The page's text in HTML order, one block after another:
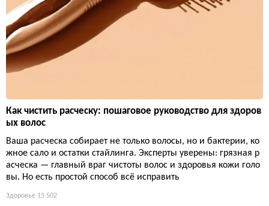
Как чистить расческу: пошаговое руководство для здоров
ых волос
Ваша расческа собирает не только волосы, но и бактерии, ко
жное сало и остатки стайлинга. Эксперты уверены: грязная р
асческа — главный враг чистоты волос и здоровья кожи голо
вы. Но есть простой способ всё исправить
Здоровье 15 502